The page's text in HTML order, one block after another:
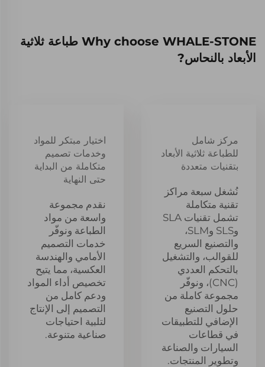
Why choose WHALE-STONE طباعة ثلاثية
الأبعاد بالنحاس?
مركز شامل
للطباعة ثلاثية الأبعاد
بتقنيات متعددة
نُشغل سبعة مراكز
تقنية متكاملة
تشمل تقنيات SLA
وSLS وSLM،
والتصنيع السريع
للقوالب، والتشغيل
بالتحكم العددي
(CNC)، ونوفّر
مجموعة كاملة من
حلول التصنيع
الإضافي للتطبيقات
في قطاعات
السيارات والصناعة
وتطوير المنتجات.
اختيار مبتكر للمواد
وخدمات تصميم
متكاملة من البداية
حتى النهاية
نقدم مجموعة
واسعة من مواد
الطباعة ونوفّر
خدمات التصميم
الأمامي والهندسة
العكسية، مما يتيح
تخصيص أداء المواد
ودعم كامل من
التصميم إلى الإنتاج
لتلبية احتياجات
صناعية متنوعة.